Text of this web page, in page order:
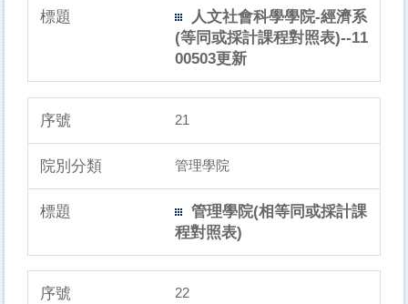
人文社會科學學院-經濟系
(等同或採計課程對照表)--11
00503更新
21
管理學院
管理學院(相等同或採計課
程對照表)
22